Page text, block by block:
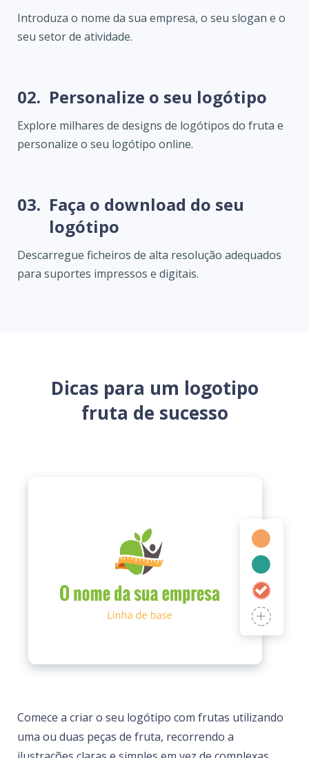
Introduza o nome da sua empresa, o seu slogan e o
seu setor de atividade.
02. Personalize o seu logótipo
Explore milhares de designs de logótipos do fruta e
personalize o seu logótipo online.
03. Faça o download do seu
logótipo
Descarregue ficheiros de alta resolução adequados
para suportes impressos e digitais.
Dicas para um logotipo
fruta de sucesso
Comece a criar o seu logótipo com frutas utilizando
uma ou duas peças de fruta, recorrendo a